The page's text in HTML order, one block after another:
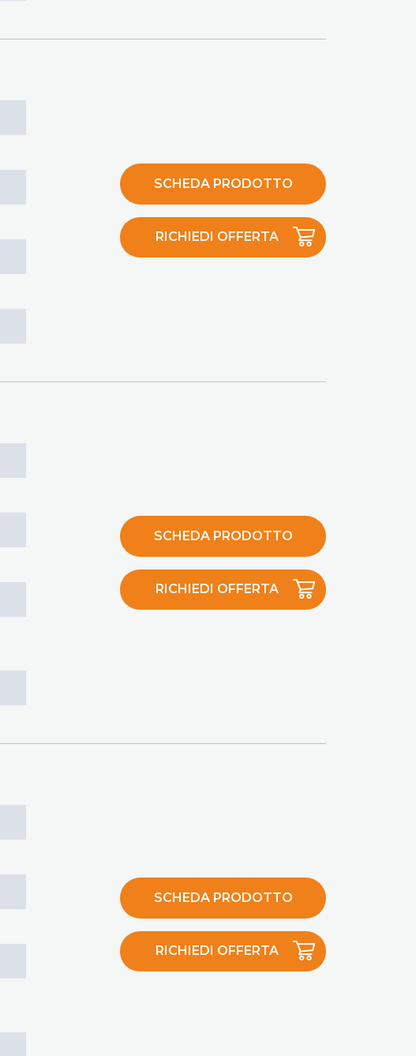
SCHEDA PRODOTTO
RICHIEDI OFFERTA
SCHEDA PRODOTTO
RICHIEDI OFFERTA
SCHEDA PRODOTTO
RICHIEDI OFFERTA